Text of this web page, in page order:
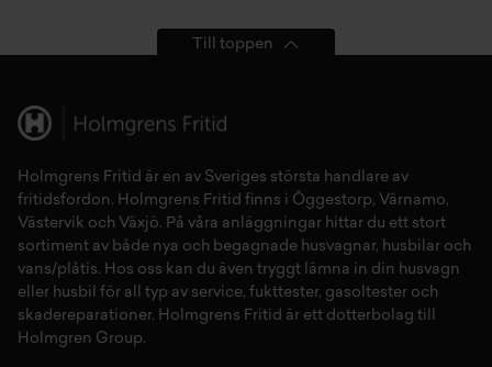
Till toppen
Holmgrens Fritid är en av Sveriges största handlare av
fritidsfordon . Holmgrens Fritid finns i Öggestorp, Värnamo,
Västervik och Växjö. På våra anläggningar hittar du ett stort
sortiment av både nya och begagnade husvagnar, husbilar och
vans/plåtis. Hos oss kan du även tryggt lämna in din husvagn
eller husbil för all typ av service, fukttester, gasoltester och
skadereparationer. Holmgrens Fritid är ett dotterbolag till
Holmgren Group.